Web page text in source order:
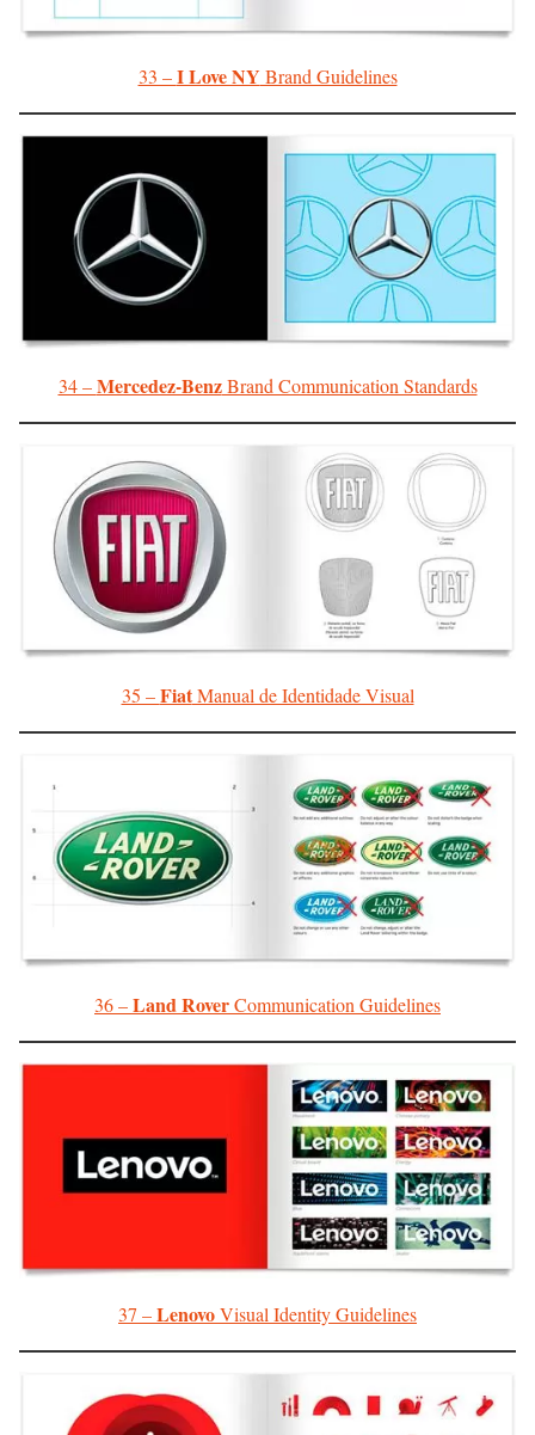
33 –I Love NY Brand Guidelines
34 –Mercedez-BenzBrand Communication Standards
35 –FiatManual de Identidade Visual
36 –Land RoverCommunication Guidelines
37 –LenovoVisual Identity Guidelines